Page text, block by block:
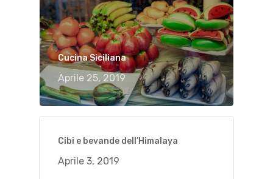
Cucina Siciliana
Aprile 25, 2019
Cibi e bevande dell’Himalaya
Aprile 3, 2019